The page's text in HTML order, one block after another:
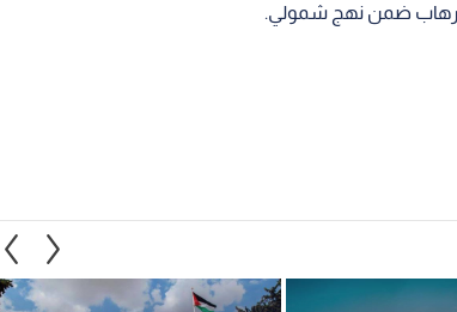
ضمن نهج شمولي.